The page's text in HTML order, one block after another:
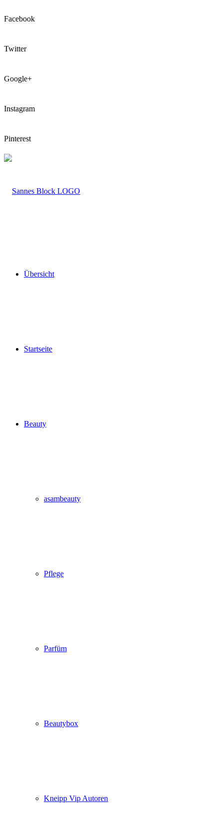
Facebook
Twitter
Google+
Instagram
Pinterest
LOGO
Übersicht
Startseite
Beauty
asambeauty
Pflege
Parfüm
Beautybox
Kneipp Vip Autoren